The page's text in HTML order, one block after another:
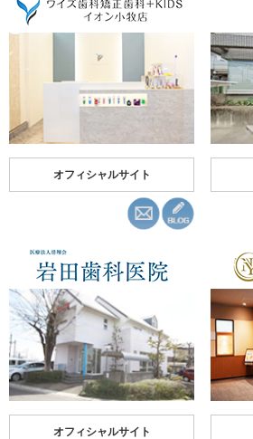
オフィシャルサイト
オフィシャルサイト